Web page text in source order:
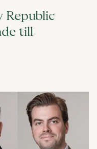
Republic
till